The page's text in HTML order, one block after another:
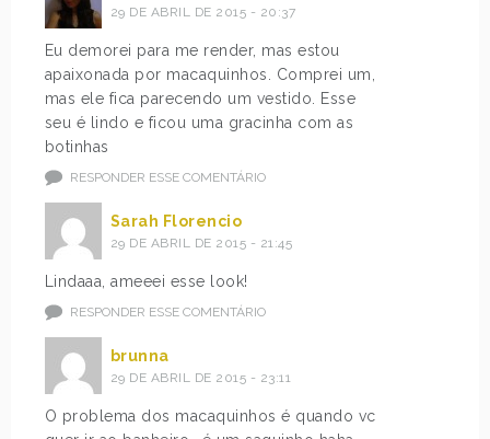
29 DE ABRIL DE 2015 - 20:37
Eu demorei para me render, mas estou
apaixonada por macaquinhos. Comprei um,
mas ele fica parecendo um vestido. Esse
seu é lindo e ficou uma gracinha com as
botinhas
RESPONDER ESSE COMENTÁRIO
Sarah Florencio
29 DE ABRIL DE 2015 - 21:45
Lindaaa, ameeei esse look!
RESPONDER ESSE COMENTÁRIO
brunna
29 DE ABRIL DE 2015 - 23:11
O problema dos macaquinhos é quando vc